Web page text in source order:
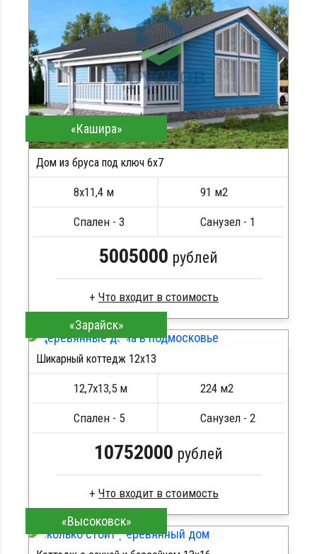
Сборка на березовые нагеля, джут
Металлические сваи 108 диаметр
«Кашира»
Дом из бруса под ключ 6x7
8х11,4 м 91 м2
Спален - 3 Санузел - 1
5005000 рублей
Сухой брус
Стропила, балки 50х200 мм
Кровля металлочерепица
Сборка на березовые нагеля, джут
Металлические сваи 108 диаметр
ПОДРОБНЕЕ
«Зарайск»
Шикарный коттедж 12х13
12,7х13,5 м 224 м2
Спален - 5 Санузел - 2
10752000 рублей
Профилированный брус
Стропила, балки 50х200 мм
«Высоковск»